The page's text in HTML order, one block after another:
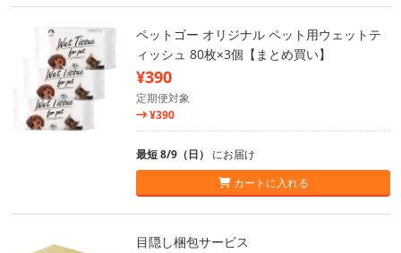
ペットゴー オリジナル ペット用ウェットテ
ィッシュ 80枚×3個【まとめ買い】
¥390
定期便対象
¥390
最短 8/9（日） にお届け
カートに入れる
目隠し梱包サービス